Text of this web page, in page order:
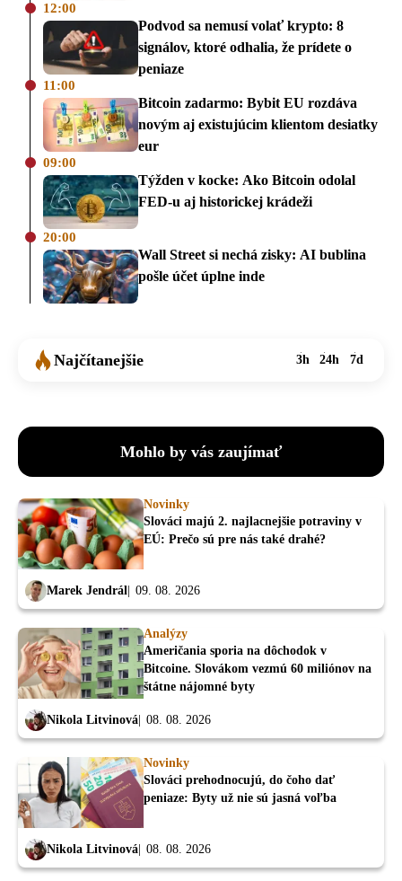
12:00
Podvod sa nemusí volať krypto: 8
signálov, ktoré odhalia, že prídete o
peniaze
11:00
Bitcoin zadarmo: Bybit EU rozdáva
novým aj existujúcim klientom desiatky
eur
09:00
Týžden v kocke: Ako Bitcoin odolal
FED-u aj historickej krádeži
20:00
Wall Street si nechá zisky: AI bublina
pošle účet úplne inde
Najčítanejšie 3h 24h 7d
Mohlo by vás zaujímať
Novinky
Slováci majú 2. najlacnejšie potraviny v
EÚ: Prečo sú pre nás také drahé?
Marek Jendrál 09. 08. 2026
Analýzy
Američania sporia na dôchodok v
Bitcoine. Slovákom vezmú 60 miliónov na
štátne nájomné byty
Nikola Litvinová 08. 08. 2026
Novinky
Slováci prehodnocujú, do čoho dať
peniaze: Byty už nie sú jasná voľba
Nikola Litvinová 08. 08. 2026